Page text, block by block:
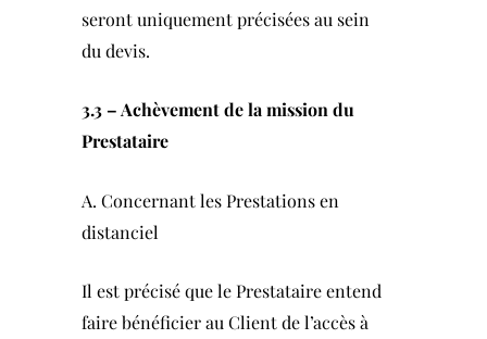
seront uniquement précisées au sein
du devis.
3.3 – Achèvement de la mission du
Prestataire
A. Concernant les Prestations en
distanciel
Il est précisé que le Prestataire entend
faire bénéficier au Client de l’accès à